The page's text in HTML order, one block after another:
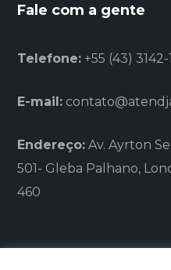
Fale com a gente
Telefone: +55 (43)
E-mail:
Endereço: Av. Ayrton
501- Gleba Palhano,
460